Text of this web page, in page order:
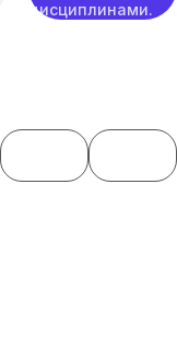
дисциплинами.